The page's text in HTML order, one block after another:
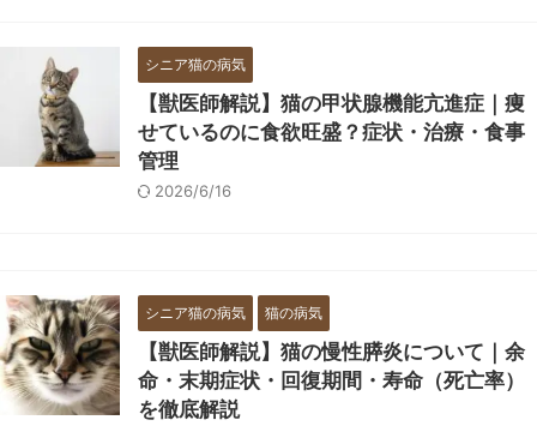
シニア猫の病気
【獣医師解説】猫の甲状腺機能亢進症｜痩
せているのに食欲旺盛？症状・治療・食事
管理
2026/6/16
シニア猫の病気 猫の病気
【獣医師解説】猫の慢性膵炎について｜余
命・末期症状・回復期間・寿命（死亡率）
を徹底解説